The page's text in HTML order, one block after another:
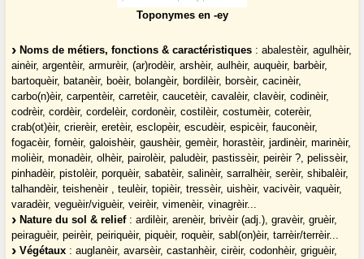
Toponymes en -ey
Noms de métiers, fonctions & caractéristiques : abalestèir, agulhèir,
ainèir, argentèir, armurèir, (ar)rodèir, arshèir, aulhèir, auquèir, barbèir,
bartoquèir, batanèir, boèir, bolangèir, bordilèir, borsèir, cacinèir,
carbo(n)èir, carpentèir, carretèir, caucetèir, cavalèir, clavèir, codinèir,
codrèir, cordèir, cordelèir, cordonèir, costilèir, costumèir, coterèir,
crab(ot)èir, crierèir, eretèir, esclopèir, escudèir, espicèir, fauconèir,
fogacèir, fornèir, galoishèir, gaushèir, gemèir, horastèir, jardinèir, marinèir,
molièir, monadèir, olhèir, pairolèir, paludèir, pastissèir, peirèir ?, pelissèir,
pinhadèir, pistolèir, porquèir, sabatèir, salinèir, sarralhèir, serèir, shibalèir,
talhandèir, teishenèir , teulèir, topièir, tressèir, uishèir, vacivèir, vaquèir,
varadèir, veguèir/viguèir, veirèir, vimenèir, vinagrèir...
Nature du sol & relief: ardilèir, arenèir, brivèir (adj.), gravèir, gruèir,
peiraguèir, peirèir, peiriquèir, piquèir, roquèir, sabl(on)èir, tarrèir/terrèir...
Végétaux : auglanèir, avarsèir, castanhèir, cirèir, codonhèir, griguèir,